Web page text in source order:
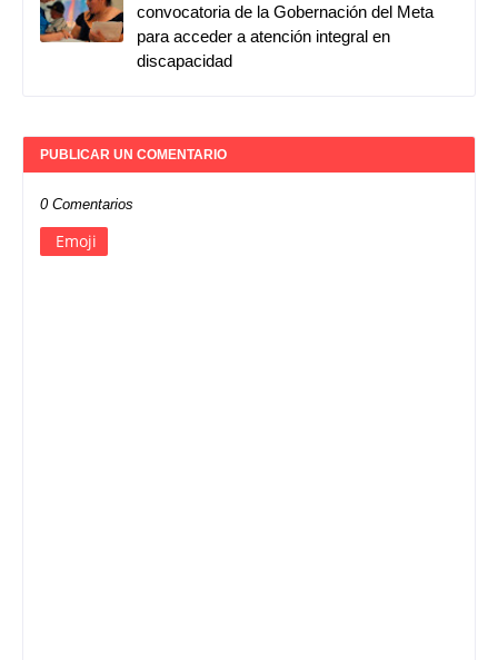
convocatoria de la Gobernación del Meta
para acceder a atención integral en
discapacidad
PUBLICAR UN COMENTARIO
0 Comentarios
Emoji